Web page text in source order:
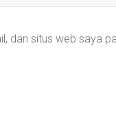
dan situs web saya